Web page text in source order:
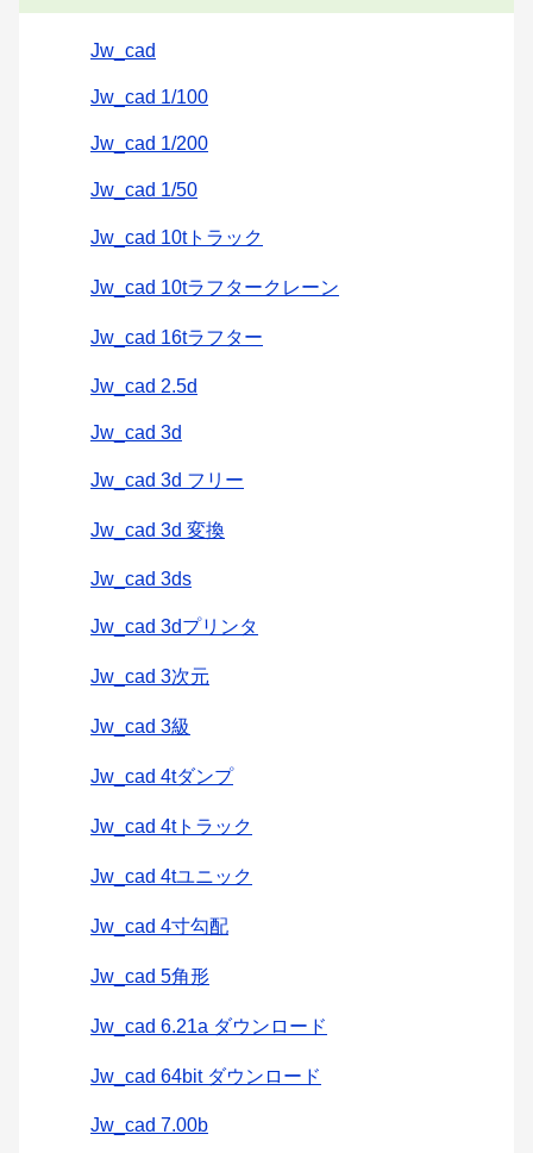
Jw_cad
Jw_cad 1/100
Jw_cad 1/200
Jw_cad 1/50
Jw_cad 10tトラック
Jw_cad 10tラフタークレーン
Jw_cad 16tラフター
Jw_cad 2.5d
Jw_cad 3d
Jw_cad 3d フリー
Jw_cad 3d 変換
Jw_cad 3ds
Jw_cad 3dプリンタ
Jw_cad 3次元
Jw_cad 3級
Jw_cad 4tダンプ
Jw_cad 4tトラック
Jw_cad 4tユニック
Jw_cad 4寸勾配
Jw_cad 5角形
Jw_cad 6.21a ダウンロード
Jw_cad 64bit ダウンロード
Jw_cad 7.00b